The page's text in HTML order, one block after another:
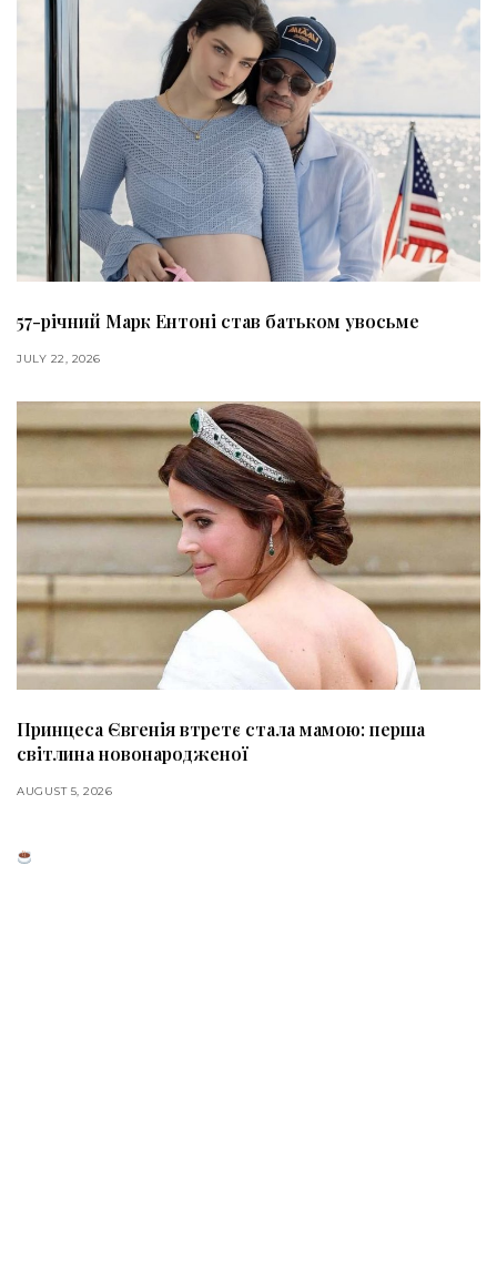
57-річний Марк Ентоні став батьком увосьме
JULY 22, 2026
Принцеса Євгенія втретє стала мамою: перша
світлина новонародженої
AUGUST 5, 2026